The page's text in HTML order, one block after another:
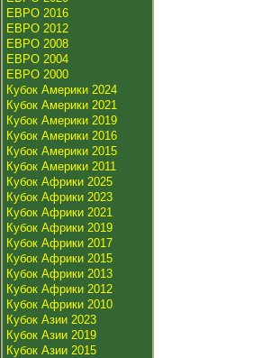
ЕВРО 2016
ЕВРО 2012
ЕВРО 2008
ЕВРО 2004
ЕВРО 2000
Кубок Америки 2024
Кубок Америки 2021
Кубок Америки 2019
Кубок Америки 2016
Кубок Америки 2015
Кубок Америки 2011
Кубок Африки 2025
Кубок Африки 2023
Кубок Африки 2021
Кубок Африки 2019
Кубок Африки 2017
Кубок Африки 2015
Кубок Африки 2013
Кубок Африки 2012
Кубок Африки 2010
Кубок Азии 2023
Кубок Азии 2019
Кубок Азии 2015